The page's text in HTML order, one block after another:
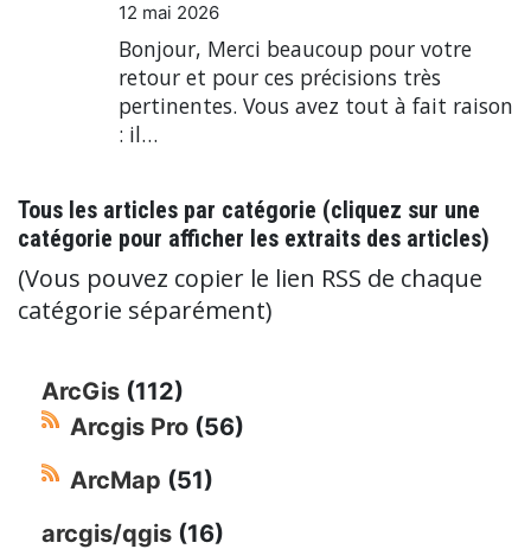
12 mai 2026
Bonjour, Merci beaucoup pour votre
retour et pour ces précisions très
pertinentes. Vous avez tout à fait raison
: il…
Tous les articles par catégorie (cliquez sur une
catégorie pour afficher les extraits des articles)
(Vous pouvez copier le lien RSS de chaque
catégorie séparément)
ArcGis (112)
Arcgis Pro (56)
ArcMap (51)
arcgis/qgis (16)